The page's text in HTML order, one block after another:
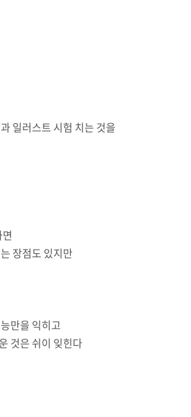
일러스트 시험 치는 것을
장점도 있지만
만을 익히고
것은 쉬이 잊힌다